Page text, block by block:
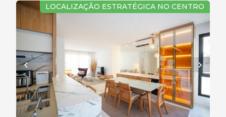
LOCALIZAÇÃO ESTRATÉGICA NO CENTRO